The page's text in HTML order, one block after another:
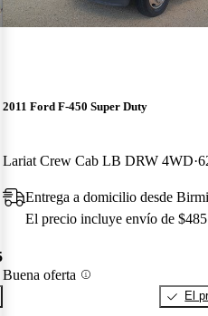
2011 Ford F-450 Super Duty
Lariat Crew Cab LB DRW 4WD
Entrega a domicilio desde
El precio incluye envío de $485
Buena oferta
El